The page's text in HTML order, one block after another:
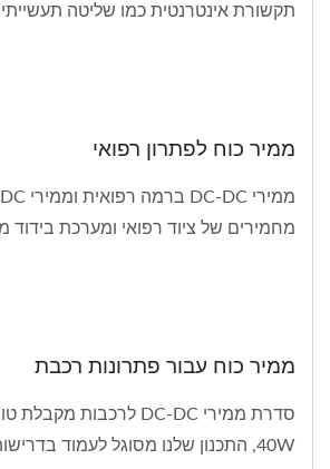
תקשורת אינטרנטית כמו שליטה
ממיר כוח לפתרון רפואי
מחמירים של ציוד רפואי ומערכת בידוד
ממיר כוח עבור פתרונות רכבת
40W, התכנון שלנו מסוגל לעמוד בדרישות מחמירות...